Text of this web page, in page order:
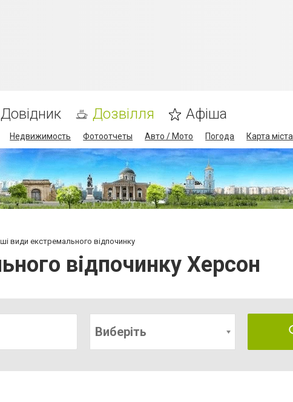
Довідник Дозвілля Афіша
Недвижимость Фотоотчеты Авто / Мото Погода Карта міста
види екстремального відпочинку
відпочинку Херсон
Виберіть